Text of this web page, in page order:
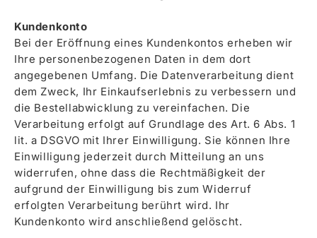
Kundenkonto
Bei der Eröffnung eines Kundenkontos erheben wir
Ihre personenbezogenen Daten in dem dort
angegebenen Umfang. Die Datenverarbeitung dient
dem Zweck, Ihr Einkaufserlebnis zu verbessern und
die Bestellabwicklung zu vereinfachen. Die
Verarbeitung erfolgt auf Grundlage des Art. 6 Abs. 1
lit. a DSGVO mit Ihrer Einwilligung. Sie können Ihre
Einwilligung jederzeit durch Mitteilung an uns
widerrufen, ohne dass die Rechtmäßigkeit der
aufgrund der Einwilligung bis zum Widerruf
erfolgten Verarbeitung berührt wird. Ihr
Kundenkonto wird anschließend gelöscht.